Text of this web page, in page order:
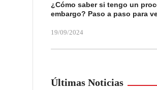
¿Cómo saber si tengo un
embargo? Paso a paso para
19/09/2024
Últimas Noticias